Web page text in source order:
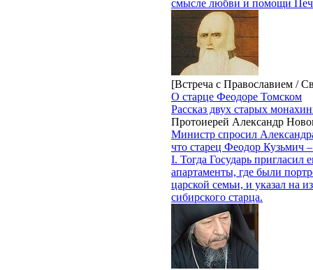
смысле любви и помощи
[Встреча с Православием /
О старце Феодоре Томском
Рассказ двух старых
Протоиерей Александр
Министр спросил
что старец Феодор Кузьмич
I. Тогда Государь пригласил
апартаменты, где были
царской семьи, и указал на
сибирского старца.